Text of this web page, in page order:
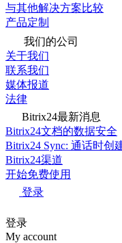
与其他解决方案比较
产品定制
我们的公司
关于我们
联系我们
媒体报道
法律
Bitrix24最新消息
Bitrix24文档的数据安全
Bitrix24 Sync: 通话时创
Bitrix24渠道
开始免费使用
登录
登录
My account